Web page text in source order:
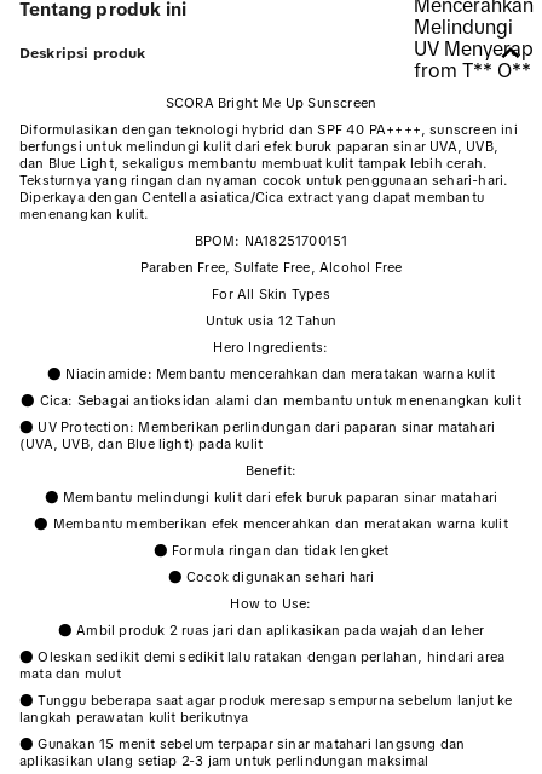
Tentang produk ini
Deskripsi produk
SCORA Bright Me Up Sunscreen
Diformulasikan dengan teknologi hybrid dan SPF 40 PA++++, sunscreen ini
berfungsi untuk melindungi kulit dari efek buruk paparan sinar UVA, UVB,
dan Blue Light, sekaligus membantu membuat kulit tampak lebih cerah.
Teksturnya yang ringan dan nyaman cocok untuk penggunaan sehari-hari.
Diperkaya dengan Centella asiatica/Cica extract yang dapat membantu
menenangkan kulit.
BPOM: NA18251700151
Paraben Free, Sulfate Free, Alcohol Free
For All Skin Types
Untuk usia 12 Tahun
Hero Ingredients:
● Niacinamide: Membantu mencerahkan dan meratakan warna kulit
● Cica: Sebagai antioksidan alami dan membantu untuk menenangkan kulit
● UV Protection: Memberikan perlindungan dari paparan sinar matahari
(UVA, UVB, dan Blue light) pada kulit
Benefit:
● Membantu melindungi kulit dari efek buruk paparan sinar matahari
● Membantu memberikan efek mencerahkan dan meratakan warna kulit
● Formula ringan dan tidak lengket
● Cocok digunakan sehari hari
How to Use:
● Ambil produk 2 ruas jari dan aplikasikan pada wajah dan leher
● Oleskan sedikit demi sedikit lalu ratakan dengan perlahan, hindari area
mata dan mulut
● Tunggu beberapa saat agar produk meresap sempurna sebelum lanjut ke
langkah perawatan kulit berikutnya
● Gunakan 15 menit sebelum terpapar sinar matahari langsung dan
aplikasikan ulang setiap 2-3 jam untuk perlindungan maksimal